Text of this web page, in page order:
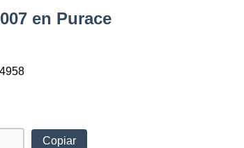
en Purace
Copiar